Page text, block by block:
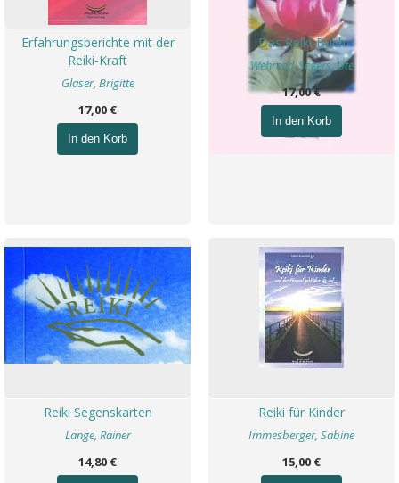
Erfahrungsberichte mit der
Reiki-Kraft
Glaser, Brigitte
17,00 €
In den Korb
Das Reiki-Buch
Wehrend-Segers, Ute
17,00 €
In den Korb
Reiki Segenskarten
Lange, Rainer
14,80 €
Reiki für Kinder
Immesberger, Sabine
15,00 €